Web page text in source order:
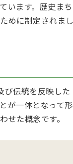
います。歴史まち
めに制定されまし
び伝統を反映した
が一体となって形
た概念です。